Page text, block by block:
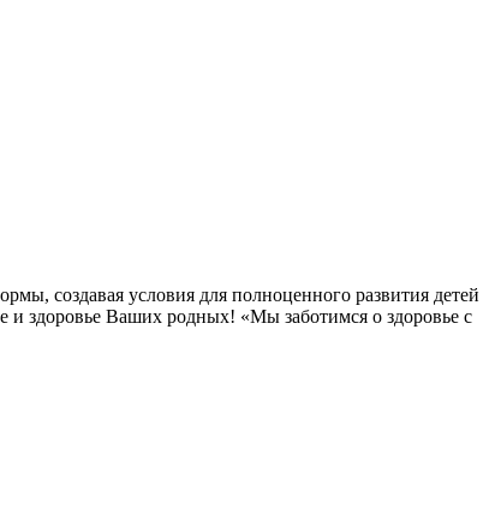
создавая условия для полноценного развития детей
здоровье Ваших родных! «Мы заботимся о здоровье с